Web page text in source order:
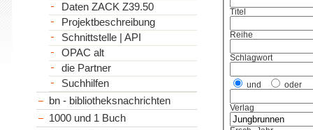
Titel
Reihe
Schlagwort
und oder
Verlag
Daten ZACK Z39.50
Projektbeschreibung
Schnittstelle | API
OPAC alt
die Partner
Suchhilfen
bn - bibliotheksnachrichten
1000 und 1 Buch